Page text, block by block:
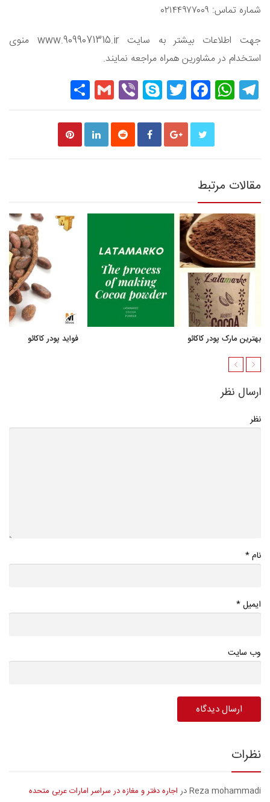
شماره تماس: ۰۲۱۴۴۹۷۷۰۰۹
جهت اطلاعات بیشتر به سایت www.9099071315.ir منوی
استخدام در مشاورین همراه مراجعه نمایند.
Telegram
WhatsApp
Facebook
Twitter
Skype
Viber
Gmail
مقالات مرتبط
بهترین مارک پودر کاکائو فواید پودر کاکائو
ارسال نظر
نظر
نام*
ایمیل*
وب سایت
نظرات
Reza mohammadiدر اجاره دفتر و مغازه در سراسر امارات عربی متحده